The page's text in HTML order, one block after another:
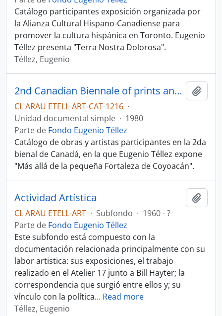
Catálogo participantes exposición organizada por
la Alianza Cultural Hispano-Canadiense para
promover la cultura hispánica en Toronto. Eugenio
Téllez presenta "Terra Nostra Dolorosa".
Téllez, Eugenio
2nd Canadian Biennale of prints and drawings
CL ARAU ETELL-ART-CAT-1216 ·
Unidad documental simple · 1980
Parte de Fondo Eugenio Téllez
Catálogo de obras y artistas participantes en la 2da
bienal de Canadá, en la que Eugenio Téllez expone
"Más allá de la pequeña Fortaleza de Coyoacán".
Actividad Artística
CL ARAU ETELL-ART · Subfondo · 1960 - ?
Parte de Fondo Eugenio Téllez
Este subfondo está compuesto con la
documentación relacionada principalmente con su
labor artistica: sus exposiciones, el trabajo
realizado en el Atelier 17 junto a Bill Hayter; la
correspondencia que surgió entre ellos y; su
vínculo con la política… Read more
Téllez, Eugenio